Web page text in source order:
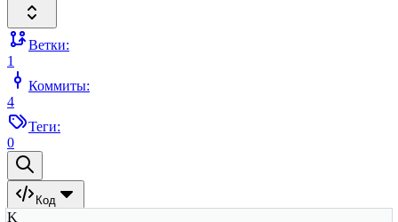
Ветки:
1
Коммиты:
4
Теги:
0
Код
K